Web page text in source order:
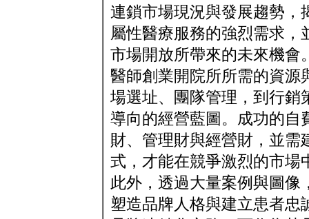
連鎖市場現況與發展趨勢，
屬性醫療服務的強烈需求
市場開放所帶來的未來機會
醫師創業開院所所需的資源
場選址、團隊管理，到行銷
導向的經營藍圖。成功的自
財、管理財與經營財，並需
式，才能在競爭激烈的市場
此外，透過大量案例與圖
塑造品牌人格與建立患者忠